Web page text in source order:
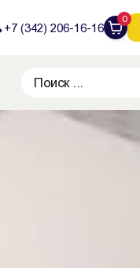
+7 (342) 206-16-16
0